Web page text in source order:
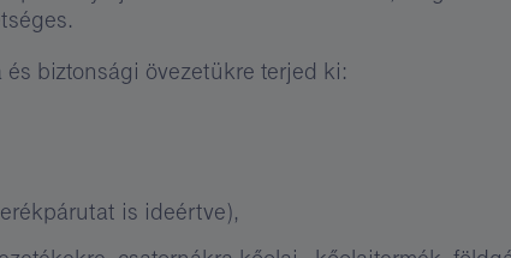
biztonsági övezetükre terjed ki:
is ideértve),